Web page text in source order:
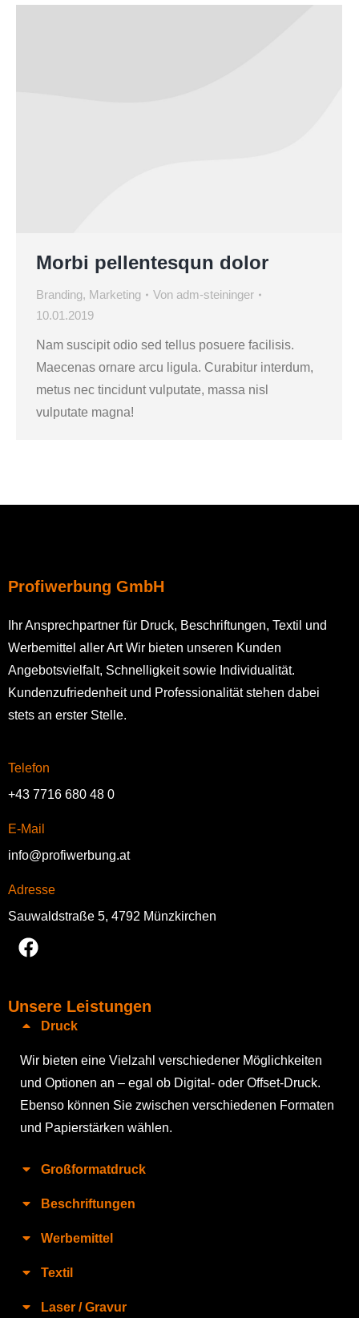
Morbi pellentesqun dolor
Branding, Marketing Von adm-steininger
10.01.2019
Nam suscipit odio sed tellus posuere facilisis.
Maecenas ornare arcu ligula. Curabitur interdum,
metus nec tincidunt vulputate, massa nisl
vulputate magna!
Profiwerbung GmbH
Ihr Ansprechpartner für Druck, Beschriftungen, Textil und
Werbemittel aller Art Wir bieten unseren Kunden
Angebotsvielfalt, Schnelligkeit sowie Individualität.
Kundenzufriedenheit und Professionalität stehen dabei
stets an erster Stelle.
Telefon
+43 7716 680 48 0
E-Mail
info@profiwerbung.at
Adresse
Sauwaldstraße 5, 4792 Münzkirchen
Unsere Leistungen
Druck
Wir bieten eine Vielzahl verschiedener Möglichkeiten
und Optionen an – egal ob Digital- oder Offset-Druck.
Ebenso können Sie zwischen verschiedenen Formaten
und Papierstärken wählen.
Großformatdruck
Beschriftungen
Werbemittel
Textil
Laser / Gravur